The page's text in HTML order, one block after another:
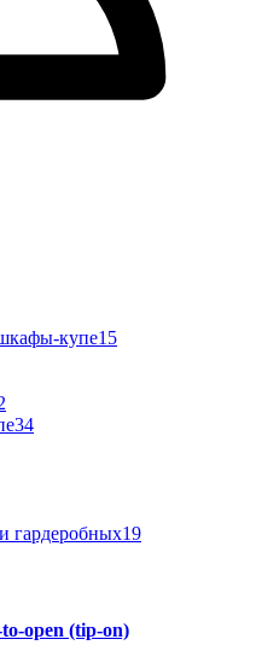
купе15
34
гардеробных19
open (tip-on)